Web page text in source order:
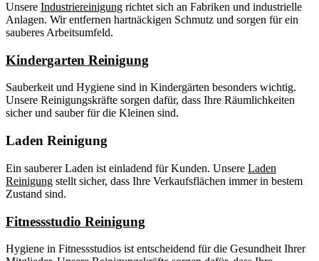
Unsere Industriereinigung richtet sich an Fabriken und industrielle
Anlagen. Wir entfernen hartnäckigen Schmutz und sorgen für ein
sauberes Arbeitsumfeld.
Kindergarten Reinigung
Sauberkeit und Hygiene sind in Kindergärten besonders wichtig.
Unsere Reinigungskräfte sorgen dafür, dass Ihre Räumlichkeiten
sicher und sauber für die Kleinen sind.
Laden Reinigung
Ein sauberer Laden ist einladend für Kunden. Unsere Laden
Reinigung stellt sicher, dass Ihre Verkaufsflächen immer in bestem
Zustand sind.
Fitnessstudio Reinigung
Hygiene in Fitnessstudios ist entscheidend für die Gesundheit Ihrer